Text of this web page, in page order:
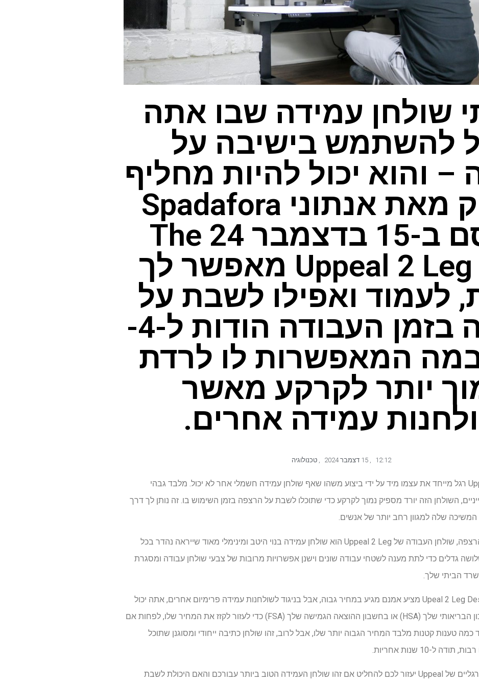
שולחן עמידה שבו אתה
להשתמש בישיבה על
– והוא יכול להיות מחליף
משחק מאת אנתוני Spadafora
פורסם ב-15 בדצמבר 24 The
Uppeal 2 Leg Desk מאפשר לך
לעמוד ואפילו לשבת על
הרצפה בזמן העבודה הודות ל-4-
במה המאפשרות לו לרדת
יותר לקרקע מאשר
עמידה אחרים.
12:12
, 15 דצמבר 2024 , טכנולוגיה
שולחן העבודה של Uppeal 2 רגל מייחד את עצמו מיד על ידי ביצוע משהו שאף שולחן עמידה חשמלי אחר לא יכול. מלבד גבהי
השולחן הזה יורד מספיק נמוך לקרקע כדי שתוכלו לשבת על הרצפה בזמן השימוש בו. זה נותן לך דרך
שלה למגוון רחב יותר של אנשים.
גם ללא יכולת לשבת על הרצפה, שולחן העבודה של Uppeal 2 Leg הוא שולחן עמידה בנוי היטב ומינימלי מאוד שייראה נהדר בכל
גדלים כדי לתת מענה לשטחי עבודה שונים וישנן אפשרויות מרובות של צבעי שולחן עבודה ומסגרת
הביתי שלך.
טווח התנועה הנוסף ש-Upeal 2 Leg Desk מציע אמנם מגיע במחיר גבוה, אבל בניגוד לשולחנות עמידה פרימיום אחרים, אתה יכול
להשתמש בחשבון החיסכון הבריאותי שלך (HSA) או בחשבון ההוצאה הגמישה שלך (FSA) כדי לעזור לקזז את המחיר שלו, לפחות אם
טענות קטנות מלבד המחיר הגבוה יותר שלו, אבל לרוב, זהו שולחן כתיבה ייחודי ומסוגנן שתוכל
10 שנות אחריות.
שולחן העבודה שלי עם 2 רגליים של Uppeal יעזור לכם להחליט אם זהו שולחן העמידה הטוב ביותר עבורכם והאם היכולת לשבת